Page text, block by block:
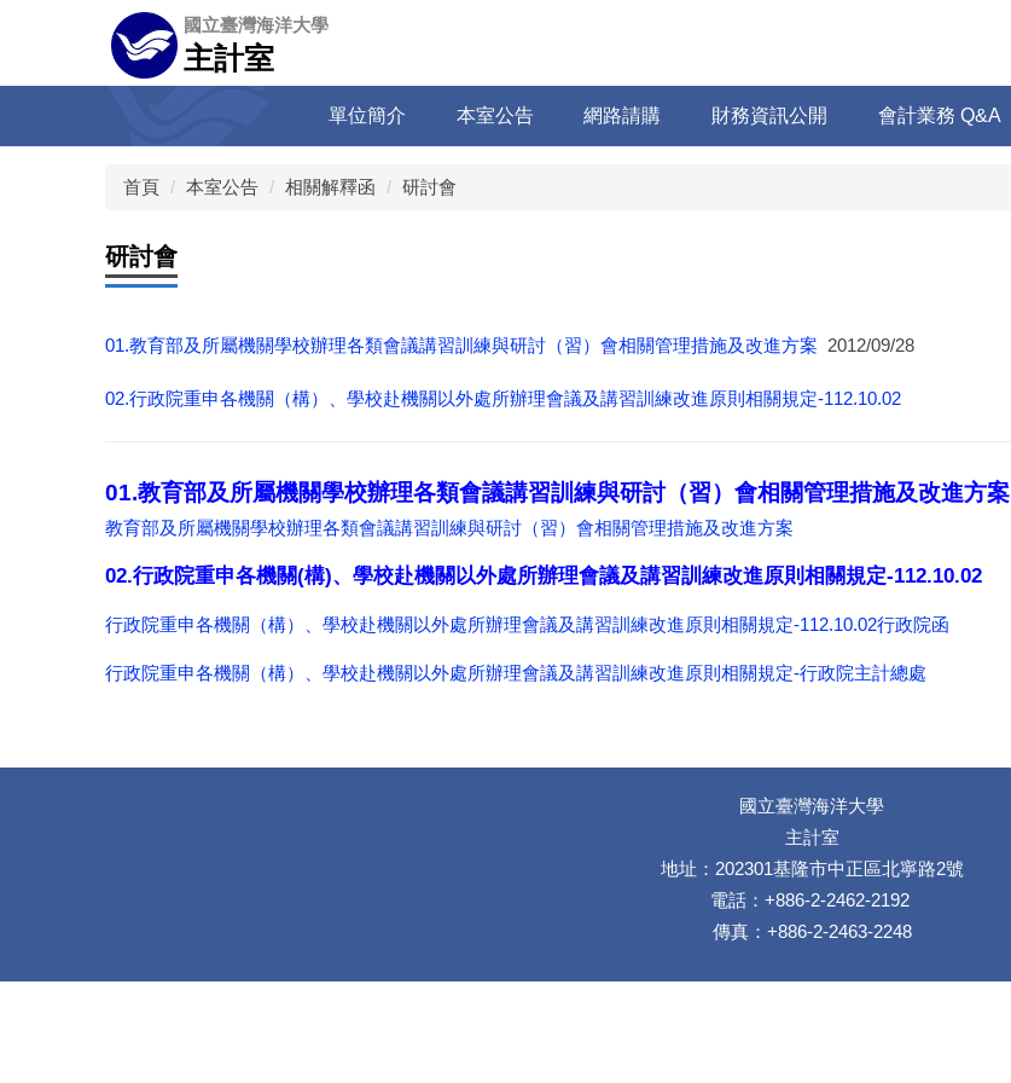
容
國立臺灣海洋大學
主計室
單位簡介 本室公告 網路請購 財務資訊公開 會計業務 Q&A
首頁 本室公告 相關解釋函 研討會
研討會
01.教育部及所屬機關學校辦理各類會議講習訓練與研討（習）會相關管理措施及改進方案 2012/09/28
02.行政院重申各機關（構）、學校赴機關以外處所辦理會議及講習訓練改進原則相關規定-112.10.02
01.教育部及所屬機關學校辦理各類會議講習訓練與研討（習）會相關管理措施及改進方案
教育部及所屬機關學校辦理各類會議講習訓練與研討（習）會相關管理措施及改進方案
02.行政院重申各機關(構)、學校赴機關以外處所辦理會議及講習訓練改進原則相關規定-112.10.02
行政院重申各機關（構）、學校赴機關以外處所辦理會議及講習訓練改進原則相關規定-112.10.02行政院函
行政院重申各機關（構）、學校赴機關以外處所辦理會議及講習訓練改進原則相關規定-行政院主計總處
國立臺灣海洋大學
主計室
地址：202301基隆市中正區北寧路2號
電話：+886-2-2462-2192
傳真：+886-2-2463-2248